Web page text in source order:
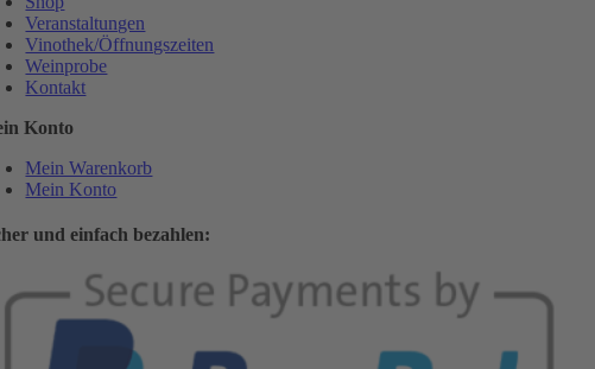
Veranstaltungen
Vinothek/Öffnungszeiten
Weinprobe
Kontakt
Konto
Mein Warenkorb
Mein Konto
und einfach bezahlen: